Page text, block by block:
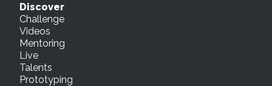
Discover
Challenge
Videos
Mentoring
Live
Talents
Prototyping